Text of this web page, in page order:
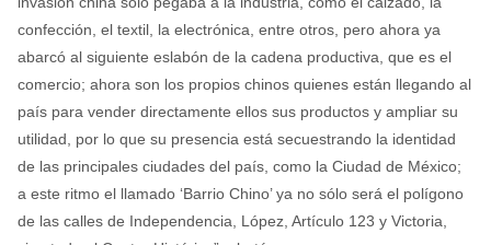
confección, el textil, la electrónica, entre otros, pero ahora ya
abarcó al siguiente eslabón de la cadena productiva, que es el
comercio; ahora son los propios chinos quienes están llegando al
país para vender directamente ellos sus productos y ampliar su
utilidad, por lo que su presencia está secuestrando la identidad
de las principales ciudades del país, como la Ciudad de México;
a este ritmo el llamado ‘Barrio Chino’ ya no sólo será el polígono
de las calles de Independencia, López, Artículo 123 y Victoria,